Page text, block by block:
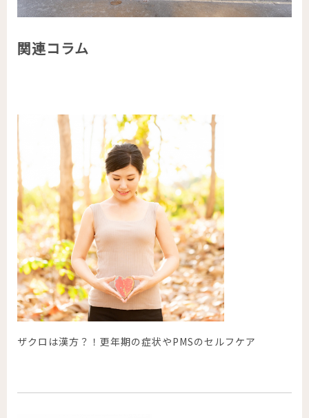
関連コラム
ザクロは漢方？！更年期の症状やPMSのセルフケア